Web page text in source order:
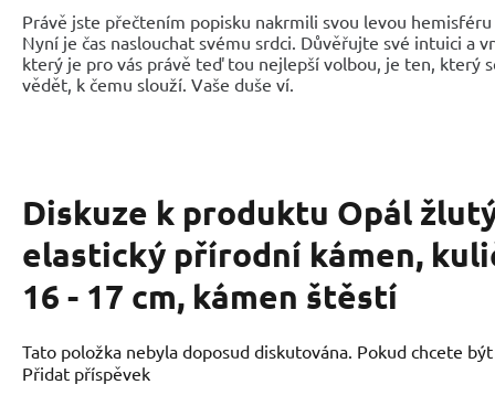
Právě jste přečtením popisku nakrmili svou levou
Nyní je čas naslouchat svému srdci. Důvěřujte své intuici a
který je pro vás právě teď tou nejlepší volbou, je ten, který
vědět, k čemu slouží. Vaše duše ví.
Diskuze k produktu Opál
elastický přírodní kámen,
16 - 17 cm, kámen štěstí
Tato položka nebyla doposud diskutována. Pokud chcete
Přidat příspěvek